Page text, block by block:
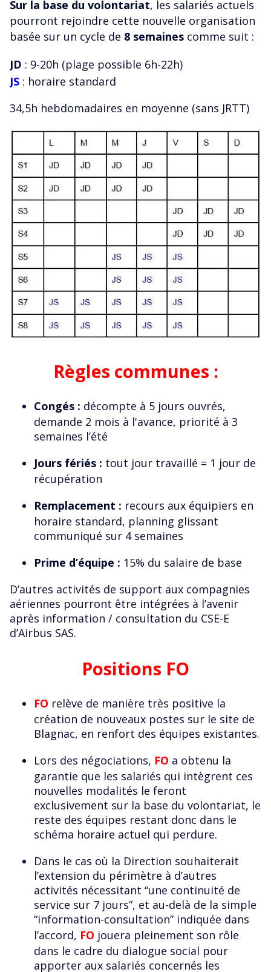
Sur la base du volontariat, les salariés actuels
pourront rejoindre cette nouvelle organisation
basée sur un cycle de 8 semaines comme suit :
JD : 9-20h (plage possible 6h-22h)
JS : horaire standard
34,5h hebdomadaires en moyenne (sans JRTT)
Règles communes :
Congés : décompte à 5 jours ouvrés,
demande 2 mois à l'avance, priorité à 3
semaines l’été
Jours fériés : tout jour travaillé = 1 jour de
récupération
Remplacement : recours aux équipiers en
horaire standard, planning glissant
communiqué sur 4 semaines
Prime d’équipe : 15% du salaire de base
D’autres activités de support aux compagnies
aériennes pourront être intégrées à l’avenir
après information / consultation du CSE-E
d’Airbus SAS.
Positions FO
FO relève de manière très positive la
création de nouveaux postes sur le site de
Blagnac, en renfort des équipes existantes.
Lors des négociations, FO a obtenu la
garantie que les salariés qui intègrent ces
nouvelles modalités le feront
exclusivement sur la base du volontariat, le
reste des équipes restant donc dans le
schéma horaire actuel qui perdure.
Dans le cas où la Direction souhaiterait
l’extension du périmètre à d’autres
activités nécessitant “une continuité de
service sur 7 jours”, et au-delà de la simple
“information-consultation” indiquée dans
l’accord, FO jouera pleinement son rôle
dans le cadre du dialogue social pour
apporter aux salariés concernés les